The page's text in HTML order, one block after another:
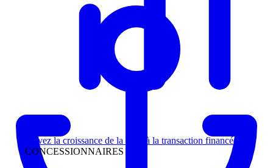
Suivez la croissance de la piste à la transaction financée
CONCESSIONNAIRES